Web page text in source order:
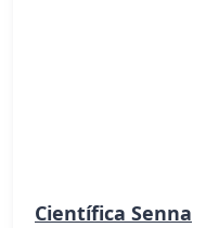
Científica Senna